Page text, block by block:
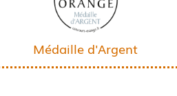
Médaille d'Argent